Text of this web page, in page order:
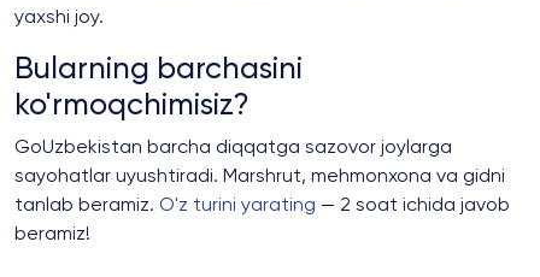
yaxshi joy.
Bularning barchasini
ko'rmoqchimisiz?
GoUzbekistan barcha diqqatga sazovor joylarga
sayohatlar uyushtiradi. Marshrut, mehmonxona va gidni
tanlab beramiz. O'z turini yarating — 2 soat ichida javob
beramiz!